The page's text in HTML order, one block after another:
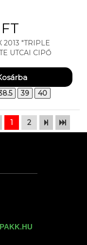
2013 "TRIPLE
UTCAI CIPŐ
39 40
1 2